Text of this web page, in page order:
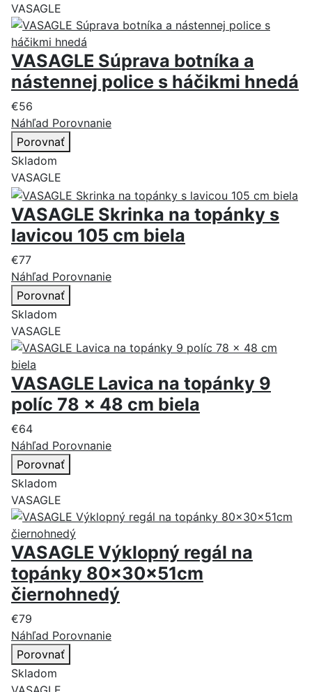
VASAGLE
VASAGLE Súprava botníka a
nástennej police s háčikmi hnedá
€56
Náhľad Porovnanie
Porovnať
Skladom
VASAGLE
VASAGLE Skrinka na topánky s
lavicou 105 cm biela
€77
Náhľad Porovnanie
Porovnať
Skladom
VASAGLE
VASAGLE Lavica na topánky 9
políc 78 x 48 cm biela
€64
Náhľad Porovnanie
Porovnať
Skladom
VASAGLE
VASAGLE Výklopný regál na
topánky 80x30x51cm
čiernohnedý
€79
Náhľad Porovnanie
Porovnať
Skladom